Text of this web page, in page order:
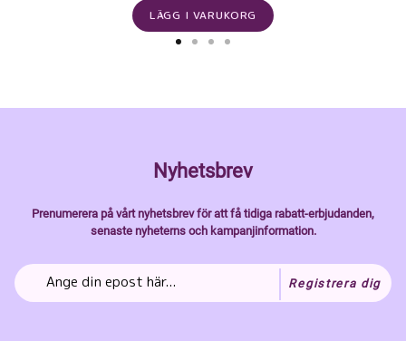
LÄGG I VARUKORG
Nyhetsbrev
Prenumerera på vårt nyhetsbrev för att få tidiga rabatt-erbjudanden,
senaste nyheterns och kampanjinformation.
Registrera dig